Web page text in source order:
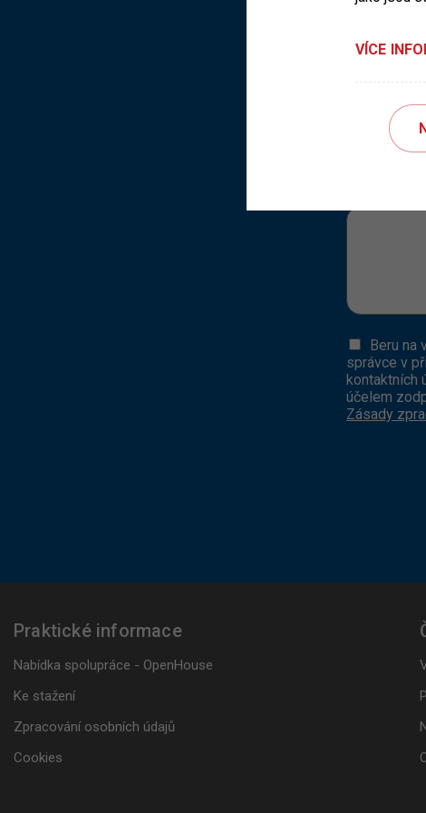
Kontaktní
Beru na
správce v
kontaktních
účelem
Zásady
Praktické informace
Nabídka spolupráce - OpenHouse
Ke stažení
Zpracování osobních údajů
Cookies
VÍCE